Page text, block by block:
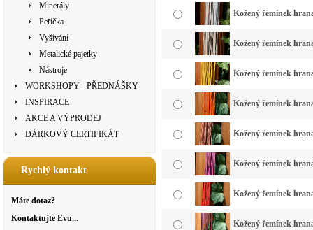
Minerály
Peříčka
Vyšívání
Metalické pajetky
Nástroje
WORKSHOPY - PŘEDNÁŠKY
INSPIRACE
AKCE A VÝPRODEJ
DÁRKOVÝ CERTIFIKÁT
Rychlý kontakt
Máte dotaz?
Kontaktujte Evu...
Kožený řemínek
Kožený řemínek
Kožený řemínek
Kožený řemínek
Kožený řemínek
Kožený řemínek
Kožený řemínek
Kožený řemínek